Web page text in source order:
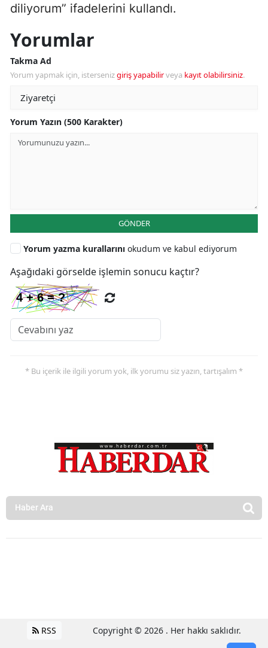
diliyorum” ifadelerini kullandı.
Yorumlar
Takma Ad
Yorum yapmak için, istersenizgiriş yapabilirveya kayıt olabilirsiniz.
Yorum Yazın (500 Karakter)
GÖNDER
Yorum yazma kurallarını okudum ve kabul ediyorum
Aşağıdaki görselde işlemin sonucu kaçtır?
* Bu içerik ile ilgili yorum yok, ilk yorumu siz yazın, tartışalım *
RSS Copyright © 2026 . Her hakkı saklıdır.